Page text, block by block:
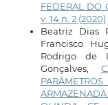
FEDERAL DO
v. 14 n. 2 (2020)
Beatriz Dias
Francisco
Rodrigo de
Gonçalves,